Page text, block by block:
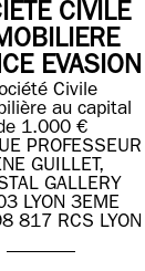
CIVILE
EVASION
Civile
au capital
1.000 €
PROFESSEUR
GUILLET,
GALLERY
LYON 3EME
817 RCS LYON